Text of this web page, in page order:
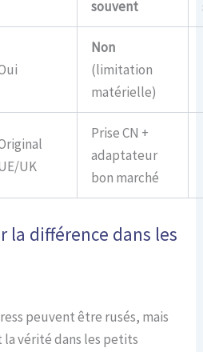
souvent
Non
(limitation
matérielle)
UK
Prise CN +
adaptateur
bon marché
la différence dans les
peuvent être rusés, mais
vérité dans les petits